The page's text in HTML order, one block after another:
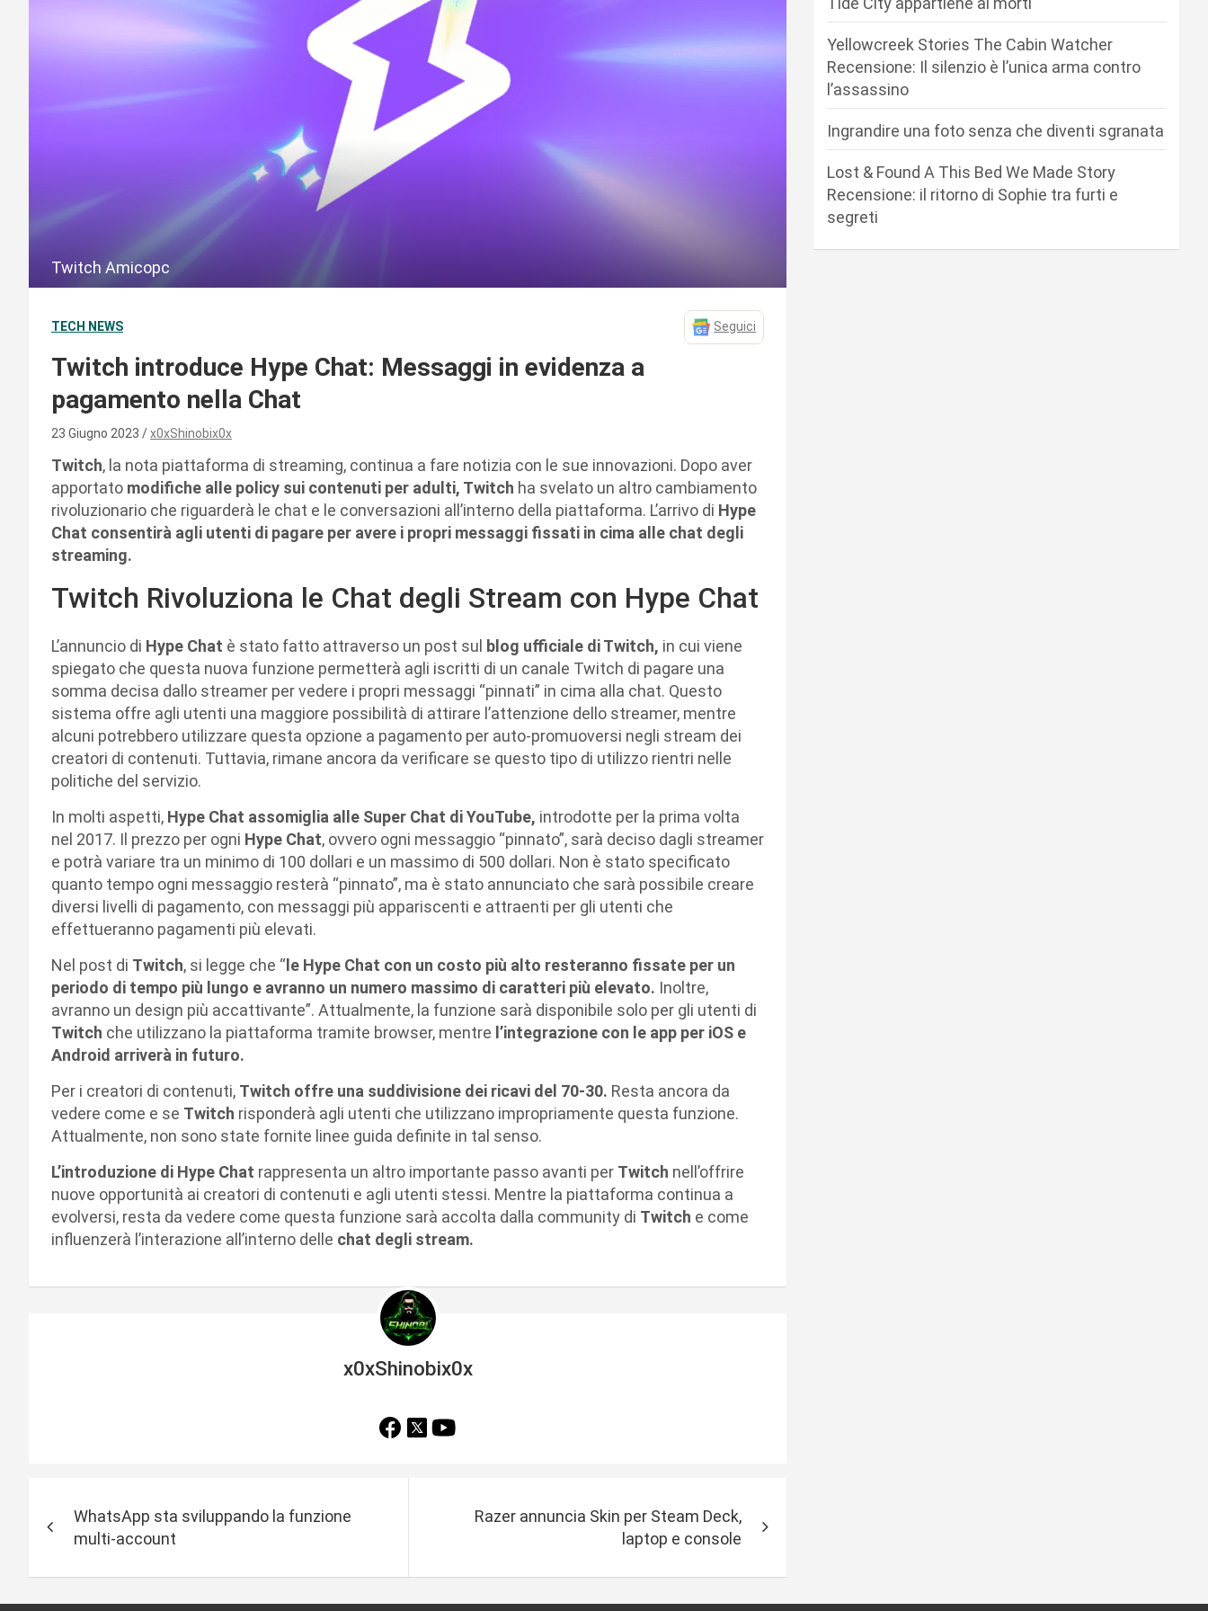
Twitch Amicopc
TECH NEWS Seguici
Twitch introduce Hype Chat: Messaggi in evidenza a
pagamento nella Chat
23 Giugno 2023 x0xShinobix0x
Twitch, la nota piattaforma di streaming, continua a fare notizia con le sue innovazioni. Dopo aver
apportato modifiche alle policy sui contenuti per adulti, Twitch ha svelato un altro cambiamento
rivoluzionario che riguarderà le chat e le conversazioni all’interno della piattaforma. L’arrivo di Hype
Chat consentirà agli utenti di pagare per avere i propri messaggi fissati in cima alle chat degli
streaming.
Twitch Rivoluziona le Chat degli Stream con Hype Chat
L’annuncio di Hype Chat è stato fatto attraverso un post sul blog ufficiale di Twitch, in cui viene
spiegato che questa nuova funzione permetterà agli iscritti di un canale Twitch di pagare una
somma decisa dallo streamer per vedere i propri messaggi “pinnati” in cima alla chat. Questo
sistema offre agli utenti una maggiore possibilità di attirare l’attenzione dello streamer, mentre
alcuni potrebbero utilizzare questa opzione a pagamento per auto-promuoversi negli stream dei
creatori di contenuti. Tuttavia, rimane ancora da verificare se questo tipo di utilizzo rientri nelle
politiche del servizio.
In molti aspetti, Hype Chat assomiglia alle Super Chat di YouTube, introdotte per la prima volta
nel 2017. Il prezzo per ogni Hype Chat, ovvero ogni messaggio “pinnato”, sarà deciso dagli streamer
e potrà variare tra un minimo di 100 dollari e un massimo di 500 dollari. Non è stato specificato
quanto tempo ogni messaggio resterà “pinnato”, ma è stato annunciato che sarà possibile creare
diversi livelli di pagamento, con messaggi più appariscenti e attraenti per gli utenti che
effettueranno pagamenti più elevati.
Nel post di Twitch, si legge che “ le Hype Chat con un costo più alto resteranno fissate per un
periodo di tempo più lungo e avranno un numero massimo di caratteri più elevato. Inoltre,
avranno un design più accattivante”. Attualmente, la funzione sarà disponibile solo per gli utenti di
Twitch che utilizzano la piattaforma tramite browser, mentre l’integrazione con le app per iOS e
Android arriverà in futuro.
Per i creatori di contenuti, Twitch offre una suddivisione dei ricavi del 70-30. Resta ancora da
vedere come e se Twitch risponderà agli utenti che utilizzano impropriamente questa funzione.
Attualmente, non sono state fornite linee guida definite in tal senso.
L’introduzione di Hype Chat rappresenta un altro importante passo avanti per Twitch nell’offrire
nuove opportunità ai creatori di contenuti e agli utenti stessi. Mentre la piattaforma continua a
evolversi, resta da vedere come questa funzione sarà accolta dalla community di Twitch e come
influenzerà l’interazione all’interno delle chat degli stream.
x0xShinobix0x
v
WhatsApp sta sviluppando la funzione
multi-account
Razer annuncia Skin per Steam Deck,
laptop e console
Yellowcreek Stories The Cabin Watcher
Recensione: Il silenzio è l’unica arma contro
l’assassino
Ingrandire una foto senza che diventi sgranata
Lost & Found A This Bed We Made Story
Recensione: il ritorno di Sophie tra furti e
segreti